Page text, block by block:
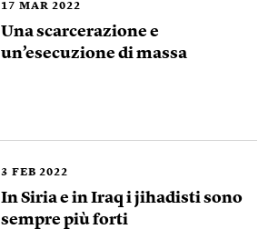
17 MAR 2022
Una scarcerazione e
un’esecuzione di massa
3 FEB 2022
In Siria e in Iraq i jihadisti sono
sempre più forti